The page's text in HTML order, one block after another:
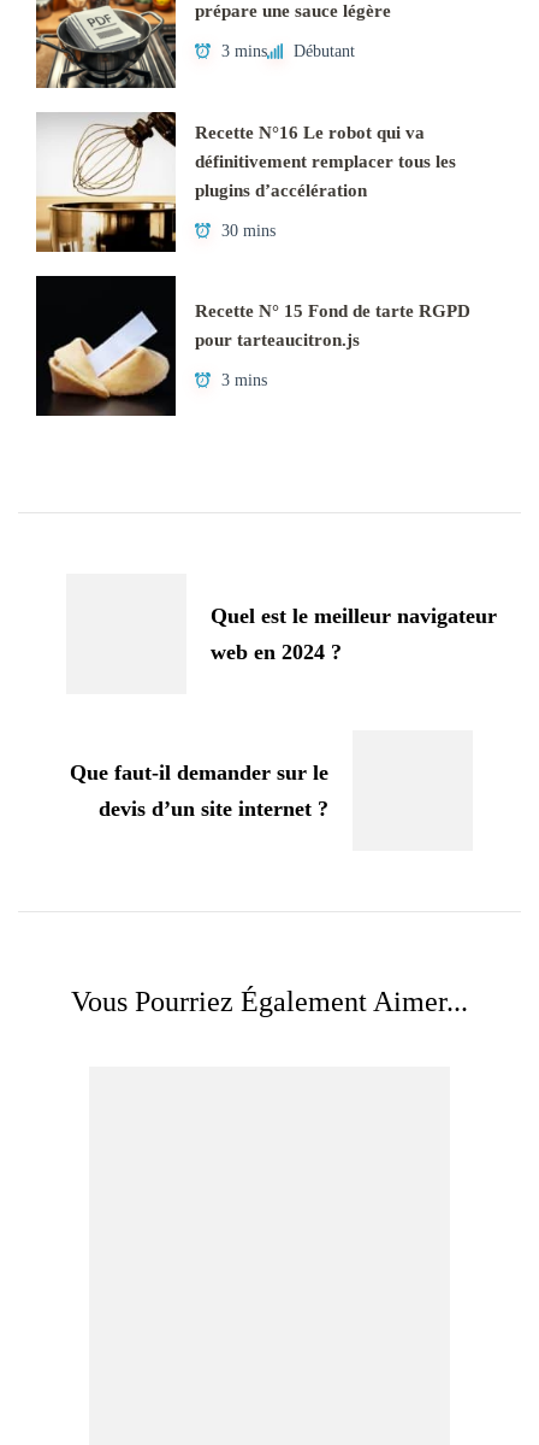
prépare une sauce légère
3 mins Débutant
Recette N°16 Le robot qui va
définitivement remplacer tous les
plugins d’accélération
30 mins
Recette N° 15 Fond de tarte RGPD
pour tarteaucitron.js
3 mins
Quel est le meilleur navigateur
web en 2024 ?
Que faut-il demander sur le
devis d’un site internet ?
Vous Pourriez Également Aimer...